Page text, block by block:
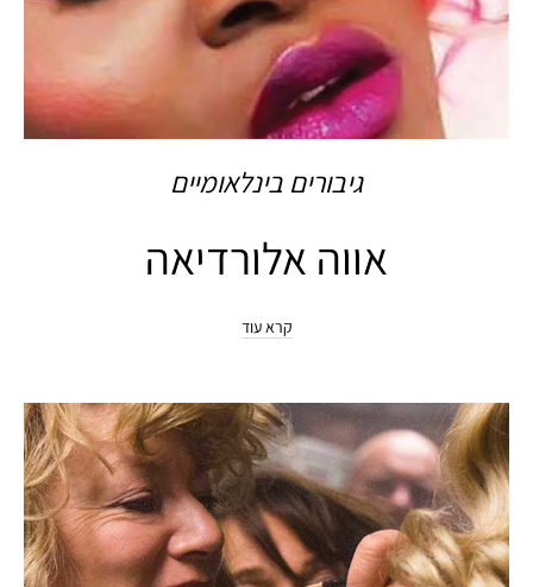
גיבורים בינלאומיים
אווה אלורדיאה
קרא עוד